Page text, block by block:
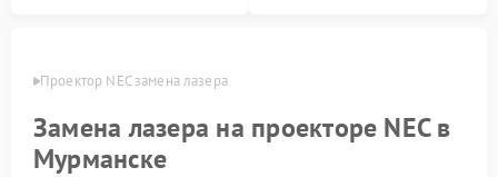
Проектор NEC замена лазера
Замена лазера на проекторе NEC в
Мурманске